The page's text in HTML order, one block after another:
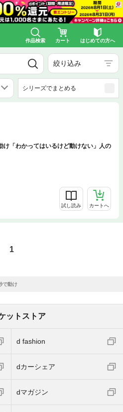
作品検索 カート はじめての方へ
絞り込み
シリーズでまとめる
け「わかってはいるけど動けない」人の
試し読み カートへ
1
で動け
ットストア
d fashion
dカーシェア
dマガジン